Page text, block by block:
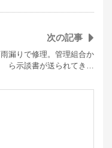
次の記事
雨漏りで修理。管理組合か
ら示談書が送られてき…